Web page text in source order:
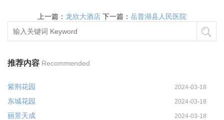
上一篇： 龙欣大酒店 下一篇： 岳普湖县人民医院
推荐内容 Recommended
紫荆花园 2024-03-18
东城花园 2024-03-18
丽景天成 2024-03-18